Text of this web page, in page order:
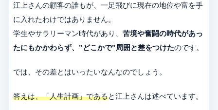
江上さんの顧客の誰もが、一足飛びに現在の地位や富を手
に入れたわけではありません。
学生やサラリーマン時代があり、 苦境や奮闘の時代があっ
たにもかかわらず、”どこかで”周囲と差をつけたのです。
では、その差とはいったいなんなのでしょう。
答えは、「人生計画」であると江上さんは述べています。